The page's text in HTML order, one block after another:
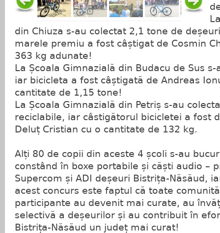
din Chiuza s-au colectat 2,1 tone de
marele premiu a fost câștigat de Cosmin
363 kg adunate!
La Școala Gimnazială din Budacu de Sus
iar bicicleta a fost câștigată de Andreas
cantitate de 1,15 tone!
La Școala Gimnazială din Petriș s-au
reciclabile, iar câstigătorul bicicletei a fost
Deluț Cristian cu o cantitate de 132 kg.
Alți 80 de copii din aceste 4 școli s-au
constând în boxe portabile și căști audio –
Supercom și ADI deșeuri Bistrița-Năsăud,
acest concurs este faptul că toate
participante au devenit mai curate, au
selectivă a deșeurilor și au contribuit în
Bistrița-Năsăud un județ mai curat!